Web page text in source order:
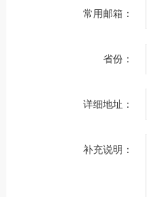
常用邮箱：
省份：
详细地址：
补充说明：